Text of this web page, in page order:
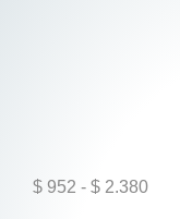
$ 952 - $ 2.380